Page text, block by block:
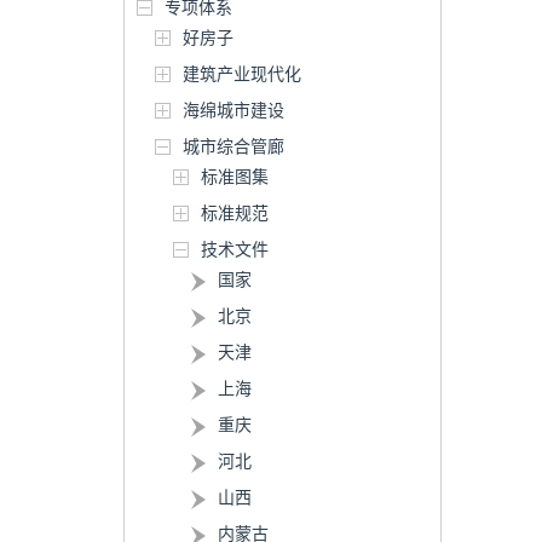
专项体系
好房子
建筑产业现代化
海绵城市建设
城市综合管廊
标准图集
标准规范
技术文件
国家
北京
天津
上海
重庆
河北
山西
内蒙古